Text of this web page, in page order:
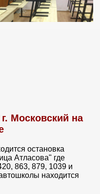
Московский на
остановка
Атласова" где
863, 879, 1039 и
находится